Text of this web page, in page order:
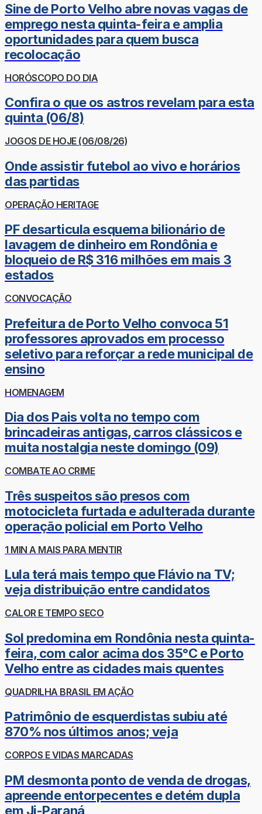
Sine de Porto Velho abre novas vagas de
emprego nesta quinta-feira e amplia
oportunidades para quem busca
recolocação
HORÓSCOPO DO DIA
Confira o que os astros revelam para esta
quinta (06/8)
JOGOS DE HOJE (06/08/26)
Onde assistir futebol ao vivo e horários
das partidas
OPERAÇÃO HERITAGE
PF desarticula esquema bilionário de
lavagem de dinheiro em Rondônia e
bloqueio de R$ 316 milhões em mais 3
estados
CONVOCAÇÃO
Prefeitura de Porto Velho convoca 51
professores aprovados em processo
seletivo para reforçar a rede municipal de
ensino
HOMENAGEM
Dia dos Pais volta no tempo com
brincadeiras antigas, carros clássicos e
muita nostalgia neste domingo (09)
COMBATE AO CRIME
Três suspeitos são presos com
motocicleta furtada e adulterada durante
operação policial em Porto Velho
1 MIN A MAIS PARA MENTIR
Lula terá mais tempo que Flávio na TV;
veja distribuição entre candidatos
CALOR E TEMPO SECO
Sol predomina em Rondônia nesta quinta-
feira, com calor acima dos 35°C e Porto
Velho entre as cidades mais quentes
QUADRILHA BRASIL EM AÇÃO
Patrimônio de esquerdistas subiu até
870% nos últimos anos; veja
CORPOS E VIDAS MARCADAS
PM desmonta ponto de venda de drogas,
apreende entorpecentes e detém dupla
em Ji-Paraná